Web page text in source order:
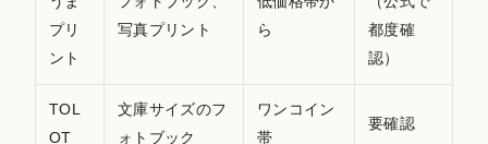
プリ
ント
写真プリント
ら
都度確
認）
TOL
OT
文庫サイズのフ
ォトブック
ワンコイン
帯
要確認